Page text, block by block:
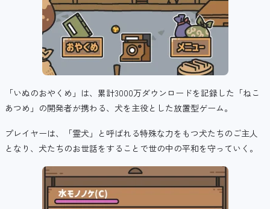
「いぬのおやくめ」は、 累計3000万ダウンロードを記録した「ねこ
あつめ」の開発者が携わる、 犬を主役とした放置型ゲーム。
プレイヤーは、「霊犬」と呼ばれる特殊な力をもつ犬たちのご主人
となり、犬たちのお世話をすることで世の中の平和を守っていく。